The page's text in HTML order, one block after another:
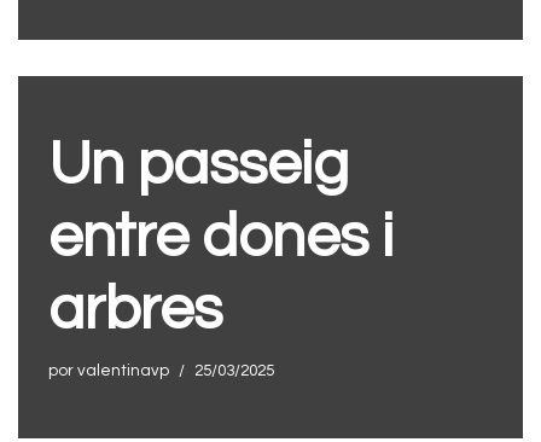
Un passeig
entre dones i
arbres
por valentinavp 25/03/2025